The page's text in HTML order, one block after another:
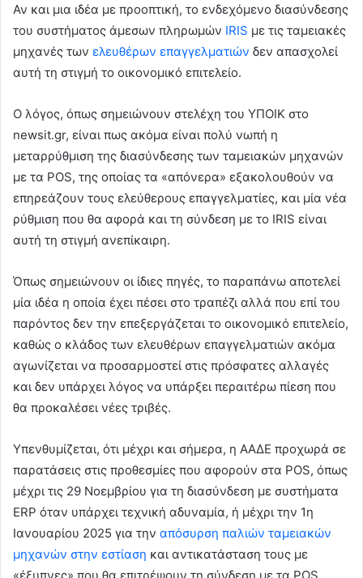
Αν και μια ιδέα με προοπτική, το ενδεχόμενο διασύνδεσης
του συστήματος άμεσων πληρωμών IRIS με τις ταμειακές
μηχανές των ελευθέρων επαγγελματιών δεν απασχολεί
αυτή τη στιγμή το οικονομικό επιτελείο.
Ο λόγος, όπως σημειώνουν στελέχη του ΥΠΟΙΚ στο
newsit.gr, είναι πως ακόμα είναι πολύ νωπή η
μεταρρύθμιση της διασύνδεσης των ταμειακών μηχανών
με τα POS, της οποίας τα «απόνερα» εξακολουθούν να
επηρεάζουν τους ελεύθερους επαγγελματίες, και μία νέα
ρύθμιση που θα αφορά και τη σύνδεση με το IRIS είναι
αυτή τη στιγμή ανεπίκαιρη.
Όπως σημειώνουν οι ίδιες πηγές, το παραπάνω αποτελεί
μία ιδέα η οποία έχει πέσει στο τραπέζι αλλά που επί του
παρόντος δεν την επεξεργάζεται το οικονομικό επιτελείο,
καθώς ο κλάδος των ελευθέρων επαγγελματιών ακόμα
αγωνίζεται να προσαρμοστεί στις πρόσφατες αλλαγές
και δεν υπάρχει λόγος να υπάρξει περαιτέρω πίεση που
θα προκαλέσει νέες τριβές.
Υπενθυμίζεται, ότι μέχρι και σήμερα, η ΑΑΔΕ προχωρά σε
παρατάσεις στις προθεσμίες που αφορούν στα POS, όπως
μέχρι τις 29 Νοεμβρίου για τη διασύνδεση με συστήματα
ERP όταν υπάρχει τεχνική αδυναμία, ή μέχρι την 1η
Ιανουαρίου 2025 για την απόσυρση παλιών ταμειακών
μηχανών στην εστίαση και αντικατάσταση τους με